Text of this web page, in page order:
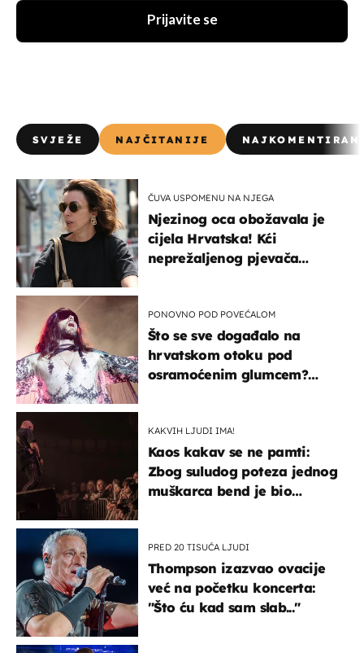
Prijavite se
SVJEŽE NAJČITANIJE
ČUVA USPOMENU NA NJEGA
Njezinog oca obožavala je
cijela Hrvatska! Kći
neprežaljenog pjevača
PONOVNO POD POVEĆALOM
Što se sve događalo na
hrvatskom otoku pod
osramoćenim glumcem?
KAKVIH LJUDI IMA!
Kaos kakav se ne pamti:
Zbog suludog poteza jednog
muškarca bend je bio
PRED 20 TISUĆA LJUDI
Thompson izazvao ovacije
već na početku koncerta:
"Što ću kad sam slab..."